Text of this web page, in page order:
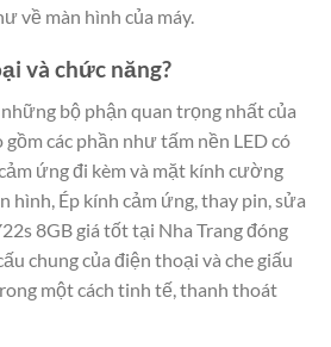
về màn hình của máy.
và chức năng?
bộ phận quan trọng nhất của
các phần như tấm nền LED có
ứng đi kèm và mặt kính cường
hình, Ép kính cảm ứng, thay pin, sửa
8GB giá tốt tại Nha Trang đóng
chung của điện thoại và che giấu
một cách tinh tế, thanh thoát